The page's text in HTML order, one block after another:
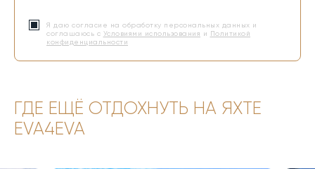
Я даю согласие на обработку персональных данных и
соглашаюсь с Условиями использования и Политикой
конфиденциальности
ГДЕ ЕЩЁ ОТДОХНУТЬ НА ЯХТЕ
EVA4EVA